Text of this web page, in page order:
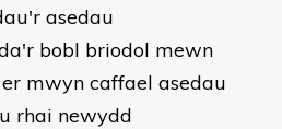
asedau
bobl briodol mewn
mwyn caffael asedau
rhai newydd